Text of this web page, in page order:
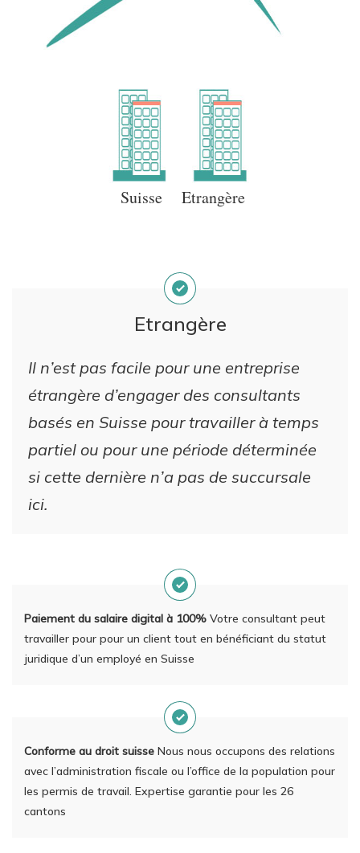
Suisse Etrangère
Etrangère
Il n’est pas facile pour une entreprise
étrangère d’engager des consultants
basés en Suisse pour travailler à temps
partiel ou pour une période déterminée
si cette dernière n’a pas de succursale
ici.
Paiement du salaire digital à 100% Votre consultant peut
travailler pour pour un client tout en bénéficiant du statut
juridique d’un employé en Suisse
Conforme au droit suisse Nous nous occupons des relations
avec l’administration fiscale ou l’office de la population pour
les permis de travail. Expertise garantie pour les 26
cantons